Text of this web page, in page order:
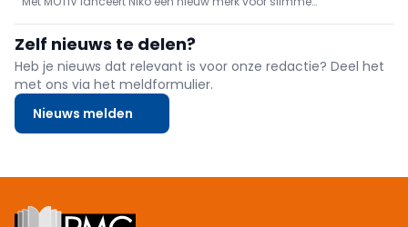
Meer mogelijkheden, meer ondersteuning en nieuwe kansen voor
installateurs.
Zelf nieuws te delen?
Heb je nieuws dat relevant is voor onze redactie? Deel het
met ons via het meldformulier.
Nieuws melden
Footer